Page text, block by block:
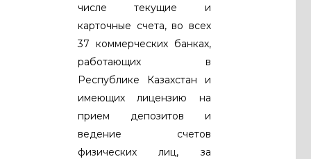
числе текущие и
карточные счета, во всех
37 коммерческих банках,
работающих в
Республике Казахстан и
имеющих лицензию на
прием депозитов и
ведение счетов
физических лиц, за